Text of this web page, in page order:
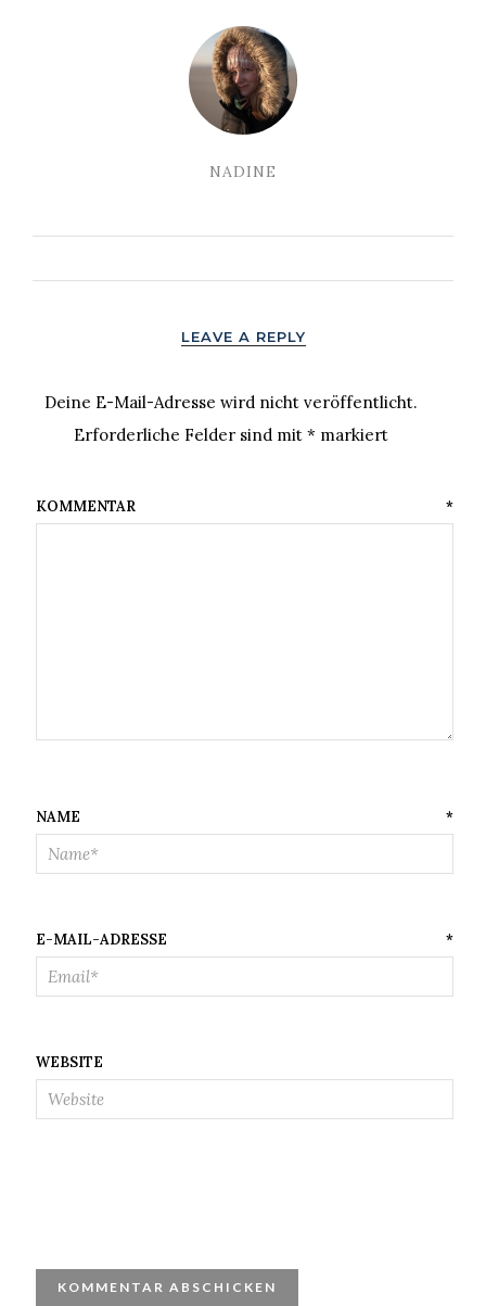
NADINE
LEAVE A REPLY
Deine E-Mail-Adresse wird nicht veröffentlicht.
Erforderliche Felder sind mit* markiert
KOMMENTAR *
NAME *
E-MAIL-ADRESSE *
WEBSITE